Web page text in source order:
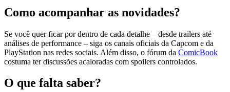
Como acompanhar as novidades?
Se você quer ficar por dentro de cada detalhe – desde trailers até
análises de performance – siga os canais oficiais da Capcom e da
PlayStation nas redes sociais. Além disso, o fórum da ComicBook
costuma ter discussões acaloradas com spoilers controlados.
O que falta saber?